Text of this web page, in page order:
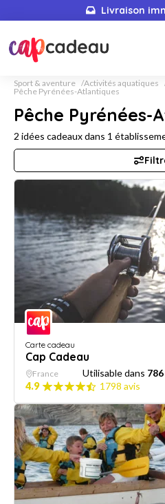
Livraison
Sport & aventure Activités aquatiques
Pêche Pyrénées-Atlantiques
Pêche Pyrénées-
2 idées cadeaux dans 1
Carte cadeau
Cap Cadeau
France Utilisable dans 786
4.9
1798 avis